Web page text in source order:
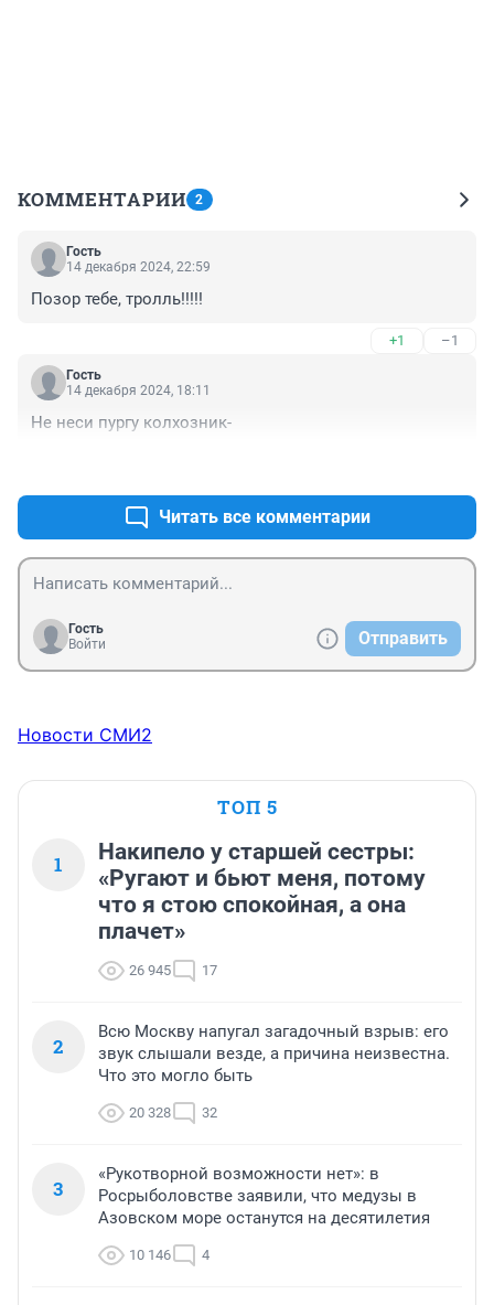
КОММЕНТАРИИ 2
Гость
14 декабря 2024, 22:59
Позор тебе, тролль!!!!!
+1 –1
Гость
14 декабря 2024, 18:11
Не неси пургу колхозник-
Читать все комментарии
Гость
Войти
Отправить
Новости СМИ2
ТОП 5
1
Накипело у старшей сестры:
«Ругают и бьют меня, потому
что я стою спокойная, а она
плачет»
26 945 17
2
Всю Москву напугал загадочный взрыв: его
звук слышали везде, а причина неизвестна.
Что это могло быть
20 328 32
3
«Рукотворной возможности нет»: в
Росрыболовстве заявили, что медузы в
Азовском море останутся на десятилетия
10 146 4